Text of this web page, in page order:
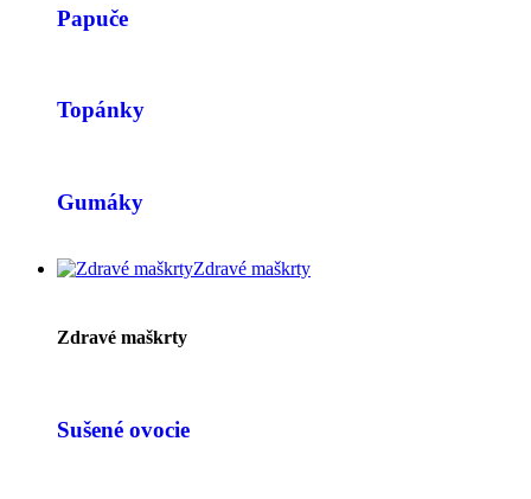
Papuče
Topánky
Gumáky
Zdravé maškrty
Zdravé maškrty
Sušené ovocie